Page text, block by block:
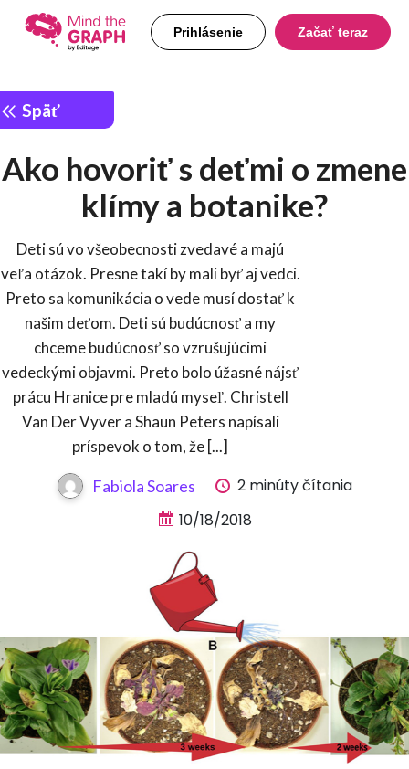
Prihlásenie Začať teraz
Späť
Ako hovoriť s deťmi o zmene
klímy a botanike?
Deti sú vo všeobecnosti zvedavé a majú
veľa otázok. Presne takí by mali byť aj vedci.
Preto sa komunikácia o vede musí dostať k
našim deťom. Deti sú budúcnosť a my
chceme budúcnosť so vzrušujúcimi
vedeckými objavmi. Preto bolo úžasné nájsť
prácu Hranice pre mladú myseľ. Christell
Van Der Vyver a Shaun Peters napísali
príspevok o tom, že [...]
Fabiola Soares
2 minúty čítania
10/18/2018